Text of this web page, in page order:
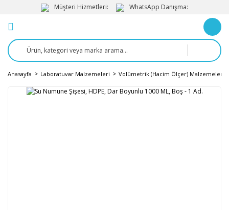
Müşteri Hizmetleri: WhatsApp Danışma:
Anasayfa Laboratuvar Malzemeleri Volümetrik (Hacim Ölçer) Malzemeler